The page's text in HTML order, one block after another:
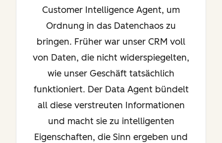
Customer Intelligence Agent, um
Ordnung in das Datenchaos zu
bringen. Früher war unser CRM voll
von Daten, die nicht widerspiegelten,
wie unser Geschäft tatsächlich
funktioniert. Der Data Agent bündelt
all diese verstreuten Informationen
und macht sie zu intelligenten
Eigenschaften, die Sinn ergeben und